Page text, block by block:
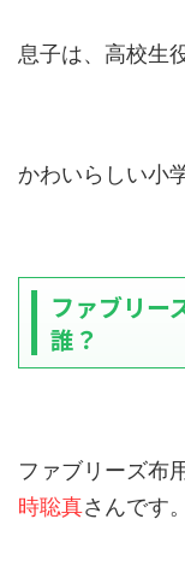
息子は、高校生
かわいらしい小
ファブリー
誰？
ファブリーズ布
時聡真さんです。